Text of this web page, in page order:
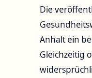
Die
Anhalt ein
Gleichzeitig